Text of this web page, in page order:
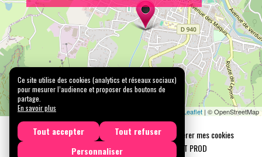
Leaflet | © OpenStreetMap
Mentions légales Confidentialité
Gérer mes cookies
Tous droits réservés © 2026 |
CARREMENT PROD
Ce site utilise des cookies (analytics et réseaux sociaux)
pour mesurer l’audience et proposer des boutons de
partage.
En savoir plus
Tout accepter
Tout refuser
Personnaliser